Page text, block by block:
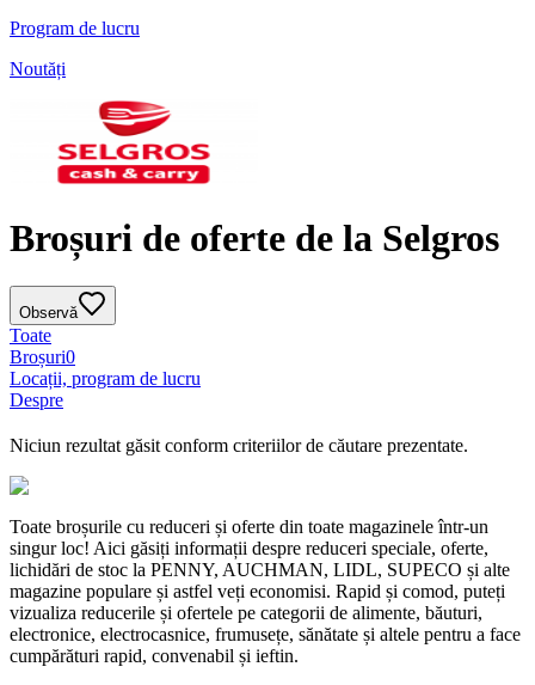
Program de lucru
Noutăți
Broșuri de oferte de la Selgros
Observă
Toate
Broșuri0
Locații, program de lucru
Despre
Niciun rezultat găsit conform criteriilor de căutare prezentate.
Toate broșurile cu reduceri și oferte din toate magazinele într-un
singur loc! Aici găsiți informații despre reduceri speciale, oferte,
lichidări de stoc la PENNY, AUCHMAN, LIDL, SUPECO și alte
magazine populare și astfel veți economisi. Rapid și comod, puteți
vizualiza reducerile și ofertele pe categorii de alimente, băuturi,
electronice, electrocasnice, frumusețe, sănătate și altele pentru a face
cumpărături rapid, convenabil și ieftin.